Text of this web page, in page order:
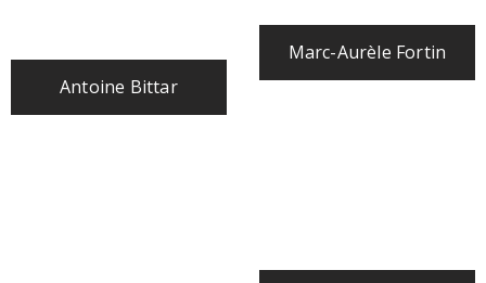
Antoine Bittar
Marc-Aurèle Fortin